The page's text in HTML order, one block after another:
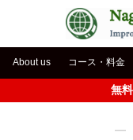
About us コース・料金
無
―